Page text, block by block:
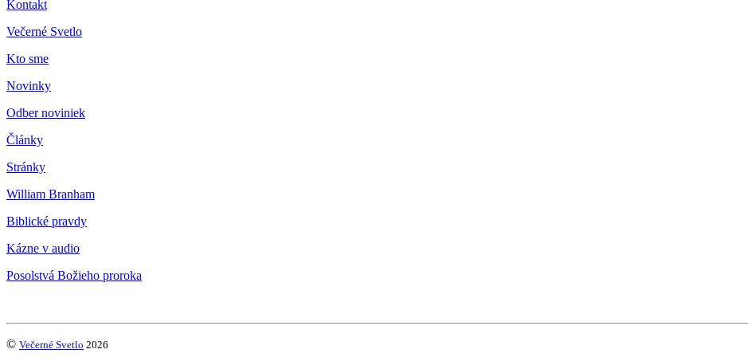
Kontakt
Večerné Svetlo
Kto sme
Novinky
Odber noviniek
Články
Stránky
William Branham
Biblické pravdy
Kázne v audio
Posolstvá Božieho proroka
© Večerné Svetlo 2026